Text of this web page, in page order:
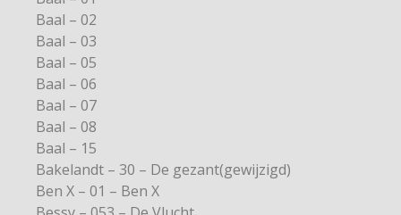
Baal – 02
Baal – 03
Baal – 05
Baal – 06
Baal – 07
Baal – 08
Baal – 15
Bakelandt – 30 – De gezant(gewijzigd)
Ben X – 01 – Ben X